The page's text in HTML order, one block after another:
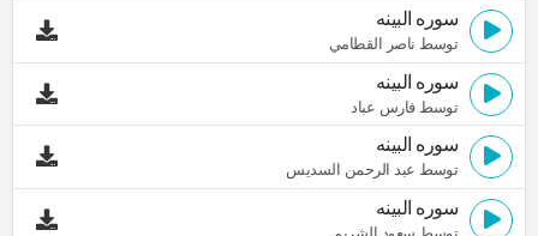
سوره البينه
توسط ناصر القطامي
سوره البينه
توسط فارس عباد
سوره البينه
توسط عبد الرحمن السديس
سوره البينه